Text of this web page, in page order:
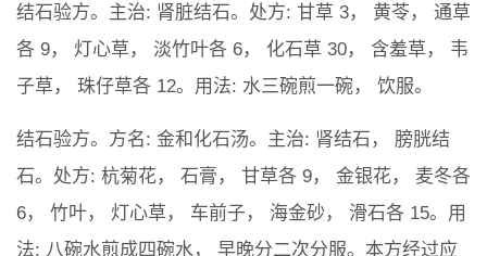
结石验方。主治: 肾脏结石。处方: 甘草 3， 黄苓， 通草
各 9， 灯心草， 淡竹叶各 6， 化石草 30， 含羞草， 韦
子草， 珠仔草各 12。用法: 水三碗煎一碗， 饮服。
结石验方。方名: 金和化石汤。主治: 肾结石， 膀胱结
石。处方: 杭菊花， 石膏， 甘草各 9， 金银花， 麦冬各
6， 竹叶， 灯心草， 车前子， 海金砂， 滑石各 15。用
法: 八碗水煎成四碗水， 早晚分二次分服。本方经过应